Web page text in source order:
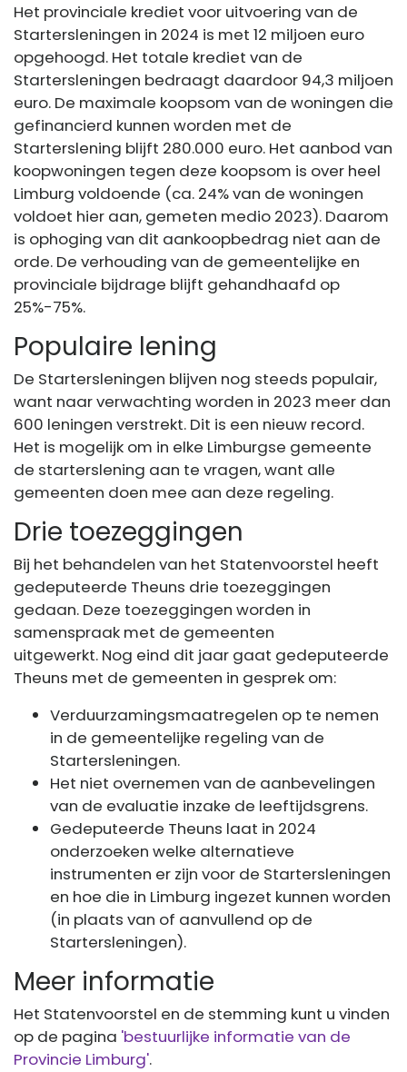
Het provinciale krediet voor uitvoering van de
Startersleningen in 2024 is met 12 miljoen euro
opgehoogd. Het totale krediet van de
Startersleningen bedraagt daardoor 94,3 miljoen
euro. De maximale koopsom van de woningen die
gefinancierd kunnen worden met de
Starterslening blijft 280.000 euro. Het aanbod van
koopwoningen tegen deze koopsom is over heel
Limburg voldoende (ca. 24% van de woningen
voldoet hier aan, gemeten medio 2023). Daarom
is ophoging van dit aankoopbedrag niet aan de
orde. De verhouding van de gemeentelijke en
provinciale bijdrage blijft gehandhaafd op
25%-75%.
Populaire lening
De Startersleningen blijven nog steeds populair,
want naar verwachting worden in 2023 meer dan
600 leningen verstrekt. Dit is een nieuw record.
Het is mogelijk om in elke Limburgse gemeente
de starterslening aan te vragen, want alle
gemeenten doen mee aan deze regeling.
Drie toezeggingen
Bij het behandelen van het Statenvoorstel heeft
gedeputeerde Theuns drie toezeggingen
gedaan. Deze toezeggingen worden in
samenspraak met de gemeenten
uitgewerkt. Nog eind dit jaar gaat gedeputeerde
Theuns met de gemeenten in gesprek om:
Verduurzamingsmaatregelen op te nemen
in de gemeentelijke regeling van de
Startersleningen.
Het niet overnemen van de aanbevelingen
van de evaluatie inzake de leeftijdsgrens.
Gedeputeerde Theuns laat in 2024
onderzoeken welke alternatieve
instrumenten er zijn voor de Startersleningen
en hoe die in Limburg ingezet kunnen worden
(in plaats van of aanvullend op de
Startersleningen).
Meer informatie
Het Statenvoorstel en de stemming kunt u vinden
op de pagina 'bestuurlijke informatie van de
Provincie Limburg'.